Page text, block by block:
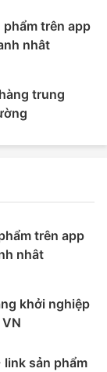
phẩm trên app
nhât
trung
trên app
nhât
khởi nghiệp
link sản phẩm